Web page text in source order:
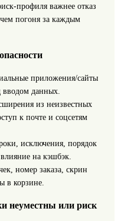
важнее отказ
погоня за каждым
приложения/сайты
вводом данных.
из неизвестных
к почте и соцсетям
исключения, порядок
на кэшбэк.
номер заказа, скрин
в корзине.
неуместны или риск